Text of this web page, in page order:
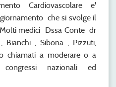
Cardiovascolare e'
che si svolge il
medici Dssa Conte dr
Bianchi , Sibona , Pizzuti,
chiamati a moderare o a
nazionali ed